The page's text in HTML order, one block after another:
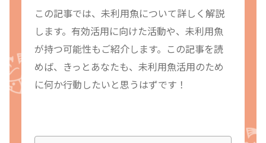
この記事では、未利用魚について詳しく解説
します。有効活用に向けた活動や、未利用魚
が持つ可能性もご紹介します。この記事を読
めば、きっとあなたも、未利用魚活用のため
に何か行動したいと思うはずです！